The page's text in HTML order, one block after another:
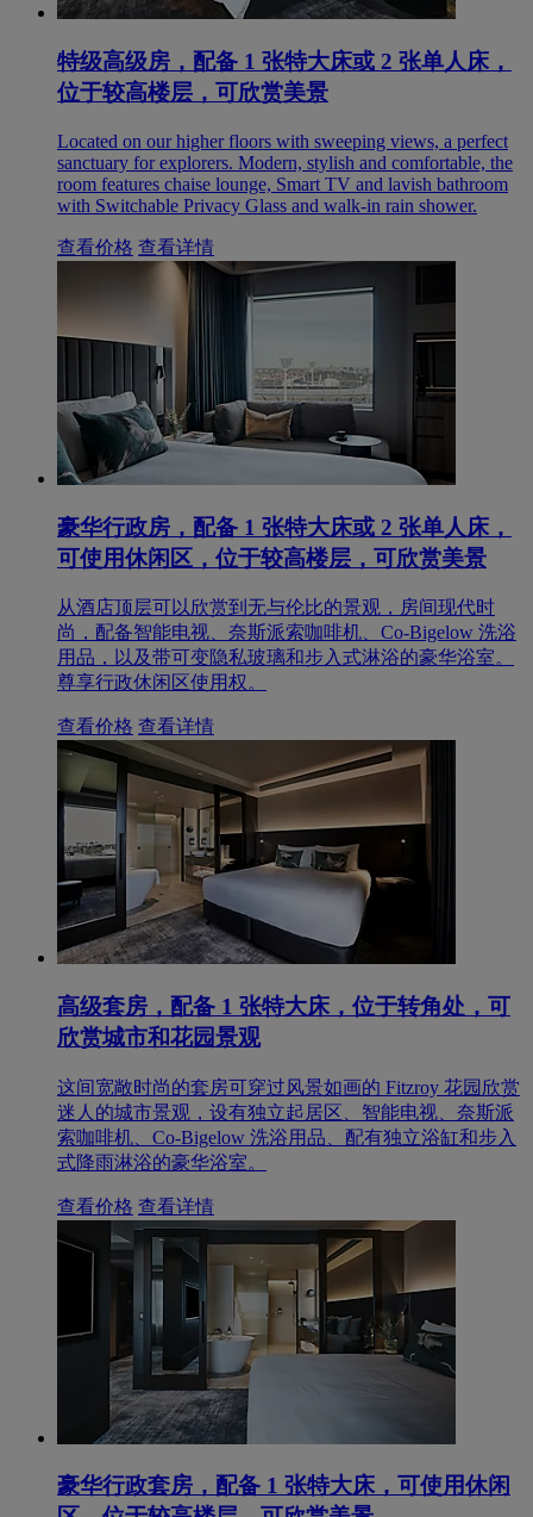
特级高级房，配备 1 张特大床或 2 张单人床，
位于较高楼层，可欣赏美景
Located on our higher floors with sweeping views, a perfect
sanctuary for explorers. Modern, stylish and comfortable, the
room features chaise lounge, Smart TV and lavish bathroom
with Switchable Privacy Glass and walk-in rain shower.
查看价格 查看详情
豪华行政房，配备 1 张特大床或 2 张单人床，
可使用休闲区，位于较高楼层，可欣赏美景
从酒店顶层可以欣赏到无与伦比的景观，房间现代时
尚，配备智能电视、奈斯派索咖啡机、Co-Bigelow 洗浴
用品，以及带可变隐私玻璃和步入式淋浴的豪华浴室。
尊享行政休闲区使用权。
查看价格 查看详情
高级套房，配备 1 张特大床，位于转角处，可
欣赏城市和花园景观
这间宽敞时尚的套房可穿过风景如画的 Fitzroy 花园欣赏
迷人的城市景观，设有独立起居区、智能电视、奈斯派
索咖啡机、Co-Bigelow 洗浴用品、配有独立浴缸和步入
式降雨淋浴的豪华浴室。
查看价格 查看详情
豪华行政套房，配备 1 张特大床，可使用休闲